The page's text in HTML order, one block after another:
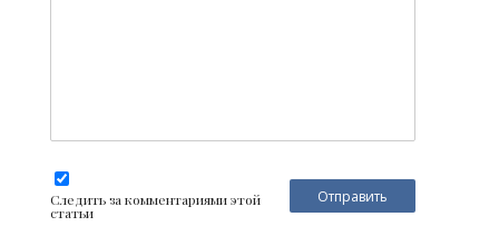
Следить за комментариями этой
статьи